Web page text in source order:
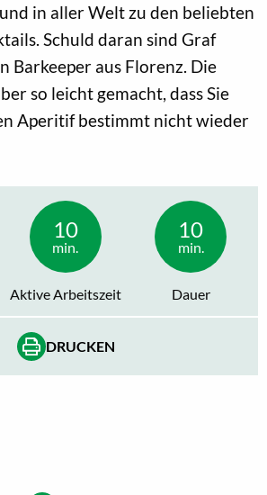
in aller Welt zu den beliebten
Schuld daran sind Graf
Barkeeper aus Florenz. Die
so leicht gemacht, dass Sie
Aperitif bestimmt nicht wieder
10
min.
Aktive Arbeitszeit
10
min.
Dauer
DRUCKEN